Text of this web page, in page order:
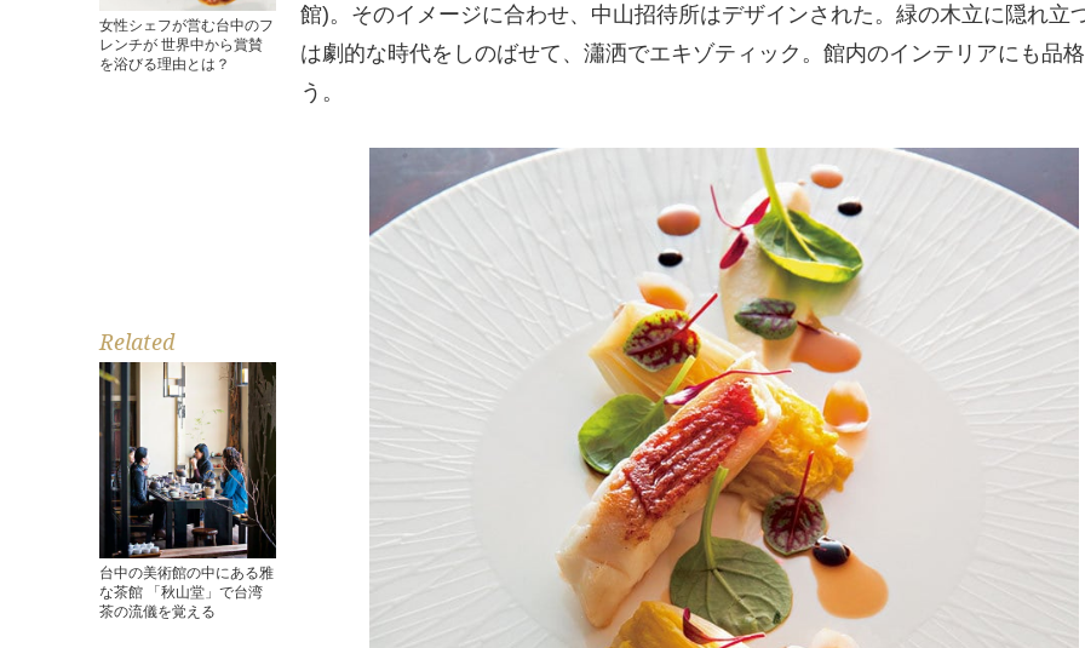
女性シェフが営む台中のフ
レンチが 世界中から賞賛
を浴びる理由とは？
Related
台中の美術館の中にある雅
な茶館 「秋山堂」で台湾
茶の流儀を覚える
館)。そのイメージに合わせ、中山招待所はデザインされた。緑の木立に隠れ立
は劇的な時代をしのばせて、瀟洒でエキゾティック。館内のインテリアにも品
う。